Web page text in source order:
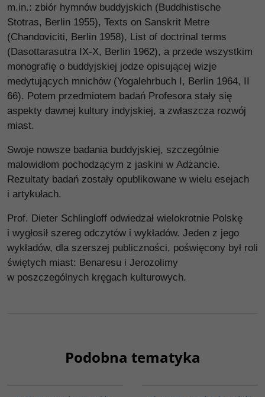
m.in.: zbiór hymnów buddyjskich (Buddhistische
Stotras, Berlin 1955), Texts on Sanskrit Metre
(Chandoviciti, Berlin 1958), List of doctrinal terms
(Dasottarasutra IX-X, Berlin 1962), a przede wszystkim
monografię o buddyjskiej jodze opisującej wizje
medytujących mnichów (Yogalehrbuch I, Berlin 1964, II
66). Potem przedmiotem badań Profesora stały się
aspekty dawnej kultury indyjskiej, a zwłaszcza rozwój
miast.
Swoje nowsze badania buddyjskiej, szczególnie
malowidłom pochodzącym z jaskini w Adżancie.
Rezultaty badań zostały opublikowane w wielu esejach
i artykułach.
Prof. Dieter Schlingloff odwiedzał wielokrotnie Polskę
i wygłosił szereg odczytów i wykładów. Jeden z jego
wykładów, dla szerszej publiczności, poświęcony był roli
świętych miast: Benaresu i Jerozolimy
w poszczególnych kręgach kulturowych.
Podobna tematyka